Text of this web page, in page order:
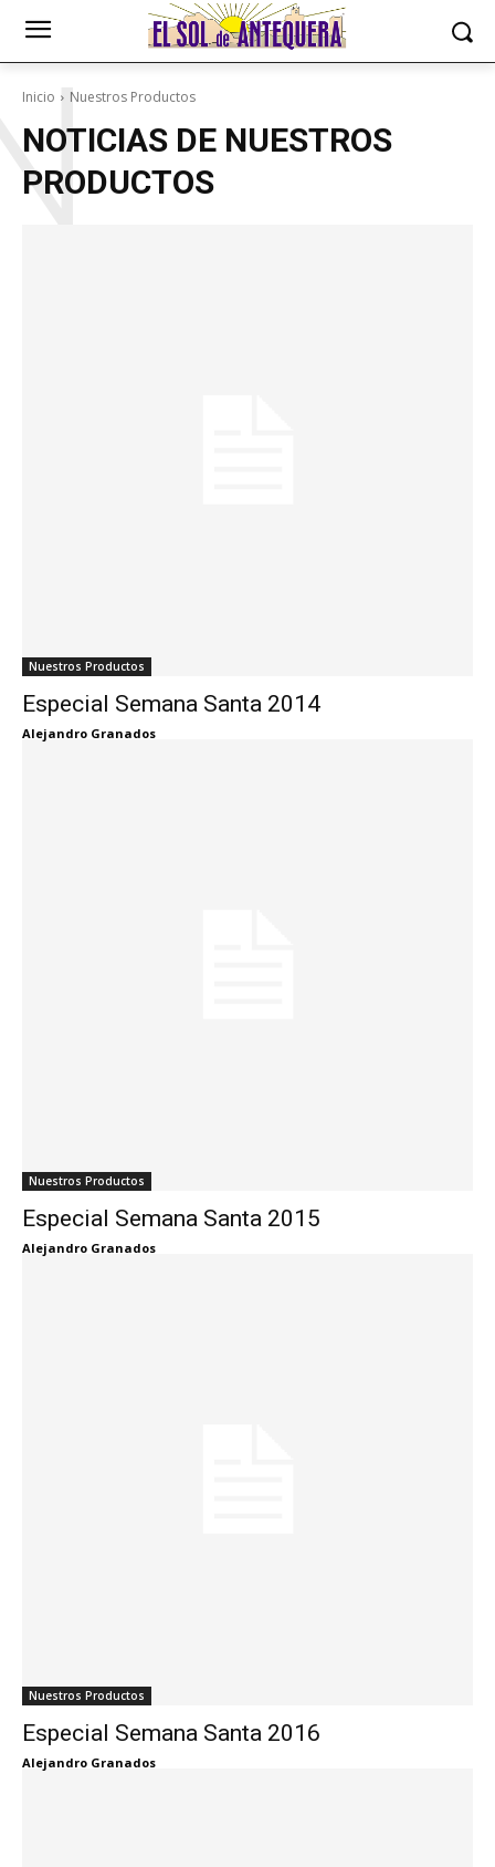
Inicio Nuestros Productos
NOTICIAS DE NUESTROS
PRODUCTOS
Nuestros Productos
Especial Semana Santa 2014
Alejandro Granados
Nuestros Productos
Especial Semana Santa 2015
Alejandro Granados
Nuestros Productos
Especial Semana Santa 2016
Alejandro Granados